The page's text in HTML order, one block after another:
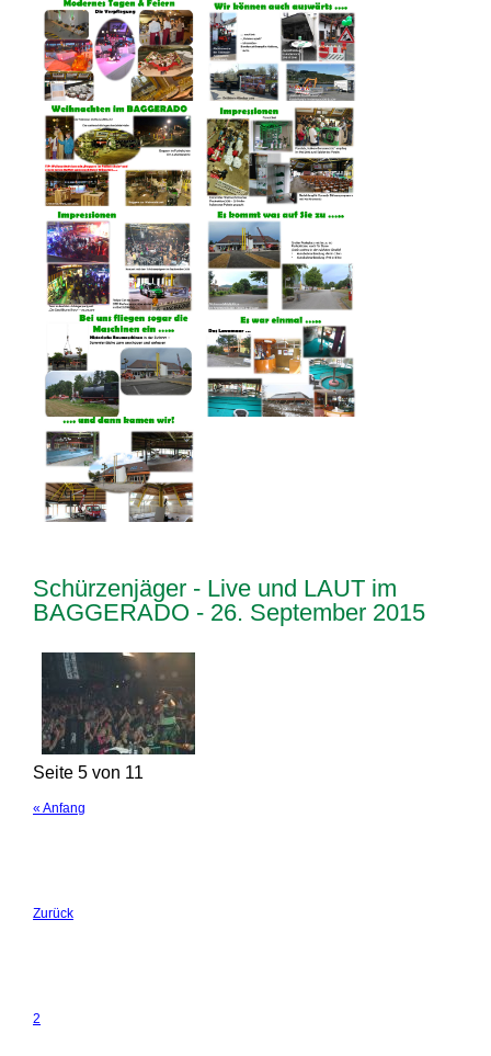
Schürzenjäger - Live und LAUT im
BAGGERADO - 26. September 2015
Seite 5 von 11
« Anfang
Zurück
2